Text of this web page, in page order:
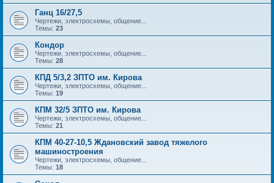
Ганц 16/27,5
Чертежи, электросхемы, общение...
Темы: 23
Кондор
Чертежи, электросхемы, общение...
Темы: 28
КПД 5/3,2 ЗПТО им. Кирова
Чертежи, электросхемы, общение...
Темы: 19
КПМ 32/5 ЗПТО им. Кирова
Чертежи, электросхемы, общение...
Темы: 21
КПМ 40-27-10,5 Ждановский завод тяжелого
машиностроения
Чертежи, электросхемы, общение...
Темы: 18